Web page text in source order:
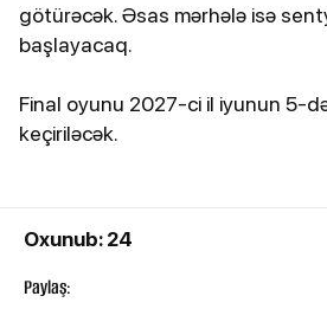
götürəcək. Əsas mərhələ isə
başlayacaq.
Final oyunu 2027-ci il iyunun 5-
keçiriləcək.
Oxunub: 24
Paylaş: